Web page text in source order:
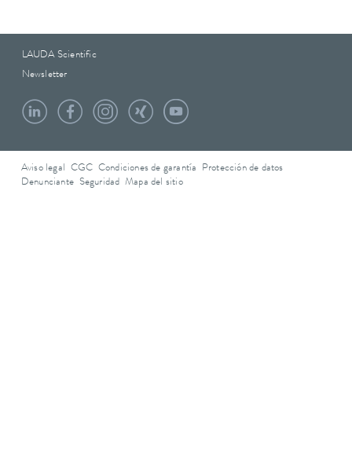
LAUDA Scientific
Newsletter
Aviso legal CGC Condiciones de garantía
Protección de datos
Denunciante Seguridad Mapa del sitio